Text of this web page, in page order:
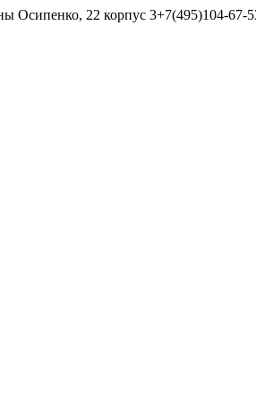
Осипенко, 22 корпус 3+7(495)104-67-